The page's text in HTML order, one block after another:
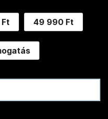
49 990 Ft